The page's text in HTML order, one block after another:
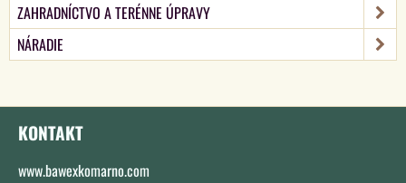
ZAHRADNÍCTVO A TERÉNNE ÚPRAVY
NÁRADIE
KONTAKT
www.bawexkomarno.com